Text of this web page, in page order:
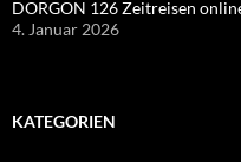
DORGON 126 Zeitreisen
4. Januar 2026
KATEGORIEN